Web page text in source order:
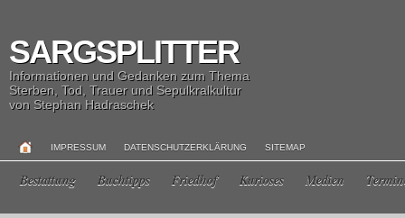
SARGSPLITTER
Informationen und Gedanken zum Thema
Sterben, Tod, Trauer und Sepulkralkultur
von Stephan Hadraschek
IMPRESSUM DATENSCHUTZERKLÄRUNG SITEMAP
Bestattung Buchtipps Friedhof Kurioses Medien